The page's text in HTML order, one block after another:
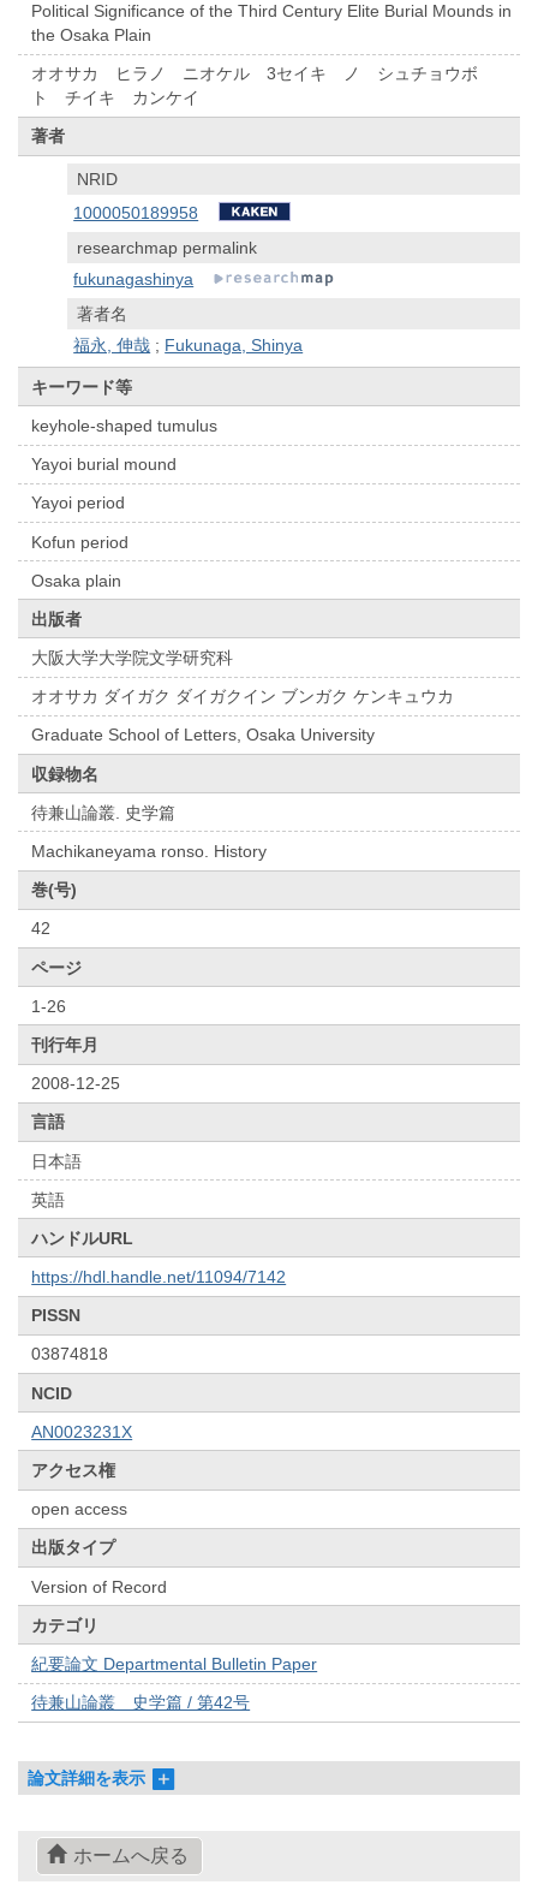
Political Significance of the Third Century Elite Burial Mounds in
the Osaka Plain
オオサカ ヒラノ ニオケル 3セイキ ノ シュチョウボ
ト チイキ カンケイ
著者
NRID
1000050189958
researchmap permalink
fukunagashinya
著者名
福永, 伸哉 ; Fukunaga, Shinya
キーワード等
keyhole-shaped tumulus
Yayoi burial mound
Yayoi period
Kofun period
Osaka plain
出版者
大阪大学大学院文学研究科
オオサカ ダイガク ダイガクイン ブンガク ケンキュウカ
Graduate School of Letters, Osaka University
収録物名
待兼山論叢. 史学篇
Machikaneyama ronso. History
巻(号)
42
ページ
1-26
刊行年月
2008-12-25
言語
日本語
英語
ハンドルURL
https://hdl.handle.net/11094/7142
PISSN
03874818
NCID
AN0023231X
アクセス権
open access
出版タイプ
Version of Record
カテゴリ
紀要論文 Departmental Bulletin Paper
待兼山論叢 史学篇 / 第42号
論文詳細を表示
ホームへ戻る